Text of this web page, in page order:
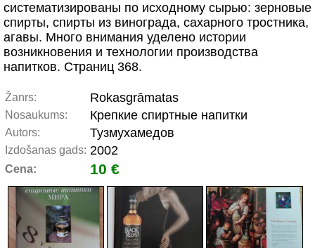
систематизированы по исходному сырью: зерновые
спирты, спирты из винограда, сахарного тростника,
агавы. Много внимания уделено истории
возникновения и технологии производства
напитков. Страниц 368.
Žanrs: Rokasgrāmatas
Nosaukums: Крепкие спиртные напитки
Autors: Тузмухамедов
Izdošanas gads: 2002
Cena: 10 €